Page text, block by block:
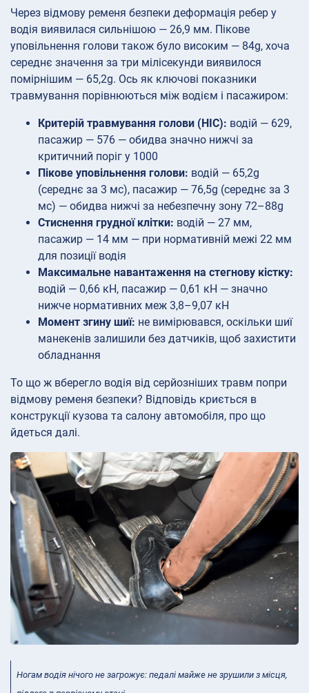
Через відмову ременя безпеки деформація ребер у
водія виявилася сильнішою — 26,9 мм. Пікове
уповільнення голови також було високим — 84g, хоча
середнє значення за три мілісекунди виявилося
помірнішим — 65,2g. Ось як ключові показники
травмування порівнюються між водієм і пасажиром:
Критерій травмування голови (HIC): водій — 629,
пасажир — 576 — обидва значно нижчі за
критичний поріг у 1000
Пікове уповільнення голови: водій — 65,2g
(середнє за 3 мс), пасажир — 76,5g (середнє за 3
мс) — обидва нижчі за небезпечну зону 72–88g
Стиснення грудної клітки: водій — 27 мм,
пасажир — 14 мм — при нормативній межі 22 мм
для позиції водія
Максимальне навантаження на стегнову кістку:
водій — 0,66 кН, пасажир — 0,61 кН — значно
нижче нормативних меж 3,8–9,07 кН
Момент згину шиї: не вимірювався, оскільки шиї
манекенів залишили без датчиків, щоб захистити
обладнання
То що ж вберегло водія від серйозніших травм попри
відмову ременя безпеки? Відповідь криється в
конструкції кузова та салону автомобіля, про що
йдеться далі.
Ногам водія нічого не загрожує: педалі майже не зрушили з місця,